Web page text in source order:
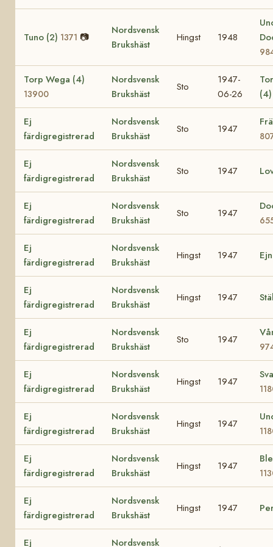
Tuno (2) 1371 📷
Nordsvensk
Brukshäst
Hingst 1948
Torp Wega (4)
13900
Nordsvensk
Brukshäst
Sto
1947-
06-26
Ej
färdigregistrerad
Nordsvensk
Brukshäst
Sto 1947
Ej
färdigregistrerad
Nordsvensk
Brukshäst
Sto 1947
Ej
färdigregistrerad
Nordsvensk
Brukshäst
Sto 1947
Ej
färdigregistrerad
Nordsvensk
Brukshäst
Hingst 1947
Ej
färdigregistrerad
Nordsvensk
Brukshäst
Hingst 1947
Ej
färdigregistrerad
Nordsvensk
Brukshäst
Sto 1947
Ej
färdigregistrerad
Nordsvensk
Brukshäst
Hingst 1947
Ej
färdigregistrerad
Nordsvensk
Brukshäst
Hingst 1947
Ej
färdigregistrerad
Nordsvensk
Brukshäst
Hingst 1947
Ej
färdigregistrerad
Nordsvensk
Brukshäst
Hingst 1947
Ej Nordsvensk